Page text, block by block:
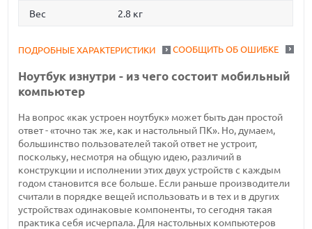
Вес 2.8 кг
СООБЩИТЬ ОБ ОШИБКЕ
ПОДРОБНЫЕ ХАРАКТЕРИСТИКИ
Ноутбук изнутри - из чего состоит мобильный
компьютер
На вопрос «как устроен ноутбук» может быть дан простой
ответ - «точно так же, как и настольный ПК». Но, думаем,
большинство пользователей такой ответ не устроит,
поскольку, несмотря на общую идею, различий в
конструкции и исполнении этих двух устройств с каждым
годом становится все больше. Если раньше производители
считали в порядке вещей использовать и в тех и в других
устройствах одинаковые компоненты, то сегодня такая
практика себя исчерпала. Для настольных компьютеров